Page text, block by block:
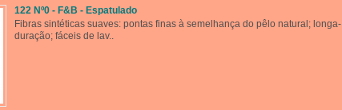
122 Nº0 - F&B - Espatulado
Fibras sintéticas suaves: pontas finas à semelhança do pêlo natural; longa-
duração; fáceis de lav..